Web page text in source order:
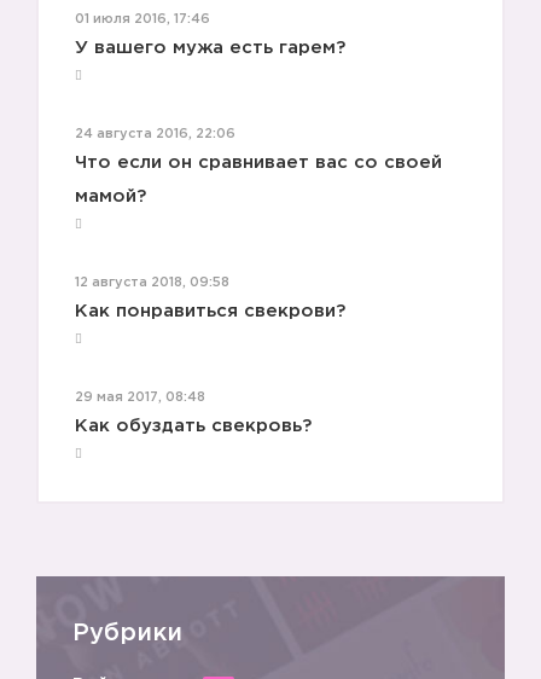
🙆🏼
01 июля 2016, 17:46
У вашего мужа есть гарем?
24 августа 2016, 22:06
Что если он сравнивает вас со своей
мамой?
12 августа 2018, 09:58
Как понравиться свекрови?
29 мая 2017, 08:48
Как обуздать свекровь?
Рубрики